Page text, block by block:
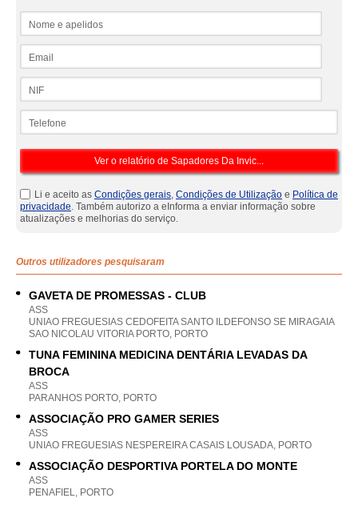
Li e aceito as Condições gerais, Condições de Utilização e Política de
privacidade. Também autorizo a eInforma a enviar informação sobre
atualizações e melhorias do serviço.
Outros utilizadores pesquisaram
GAVETA DE PROMESSAS - CLUB
ASS
UNIAO FREGUESIAS CEDOFEITA SANTO ILDEFONSO SE MIRAGAIA
SAO NICOLAU VITORIA PORTO, PORTO
TUNA FEMININA MEDICINA DENTÁRIA LEVADAS DA
BROCA
ASS
PARANHOS PORTO, PORTO
ASSOCIAÇÃO PRO GAMER SERIES
ASS
UNIAO FREGUESIAS NESPEREIRA CASAIS LOUSADA, PORTO
ASSOCIAÇÃO DESPORTIVA PORTELA DO MONTE
ASS
PENAFIEL, PORTO